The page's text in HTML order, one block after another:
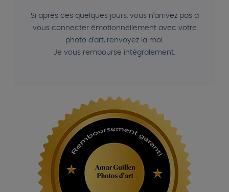
Si après ces quelques jours, vous n'arrivez pas à
vous connecter émotionnellement avec votre
photo d'art, renvoyez la moi.
Je vous rembourse intégralement.